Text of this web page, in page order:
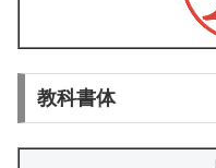
教科書体